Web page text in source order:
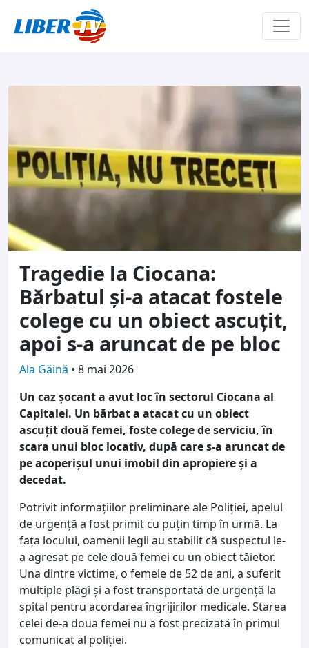
Tragedie la Ciocana:
Bărbatul și-a atacat fostele
colege cu un obiect ascuțit,
apoi s-a aruncat de pe bloc
Ala Găină • 8 mai 2026
Un caz șocant a avut loc în sectorul Ciocana al
Capitalei. Un bărbat a atacat cu un obiect
ascuțit două femei, foste colege de serviciu, în
scara unui bloc locativ, după care s-a aruncat de
pe acoperișul unui imobil din apropiere și a
decedat.
Potrivit informațiilor preliminare ale Poliției, apelul
de urgență a fost primit cu puțin timp în urmă. La
fața locului, oamenii legii au stabilit că suspectul le-
a agresat pe cele două femei cu un obiect tăietor.
Una dintre victime, o femeie de 52 de ani, a suferit
multiple plăgi și a fost transportată de urgență la
spital pentru acordarea îngrijirilor medicale. Starea
celei de-a doua femei nu a fost precizată în primul
comunicat al poliției.